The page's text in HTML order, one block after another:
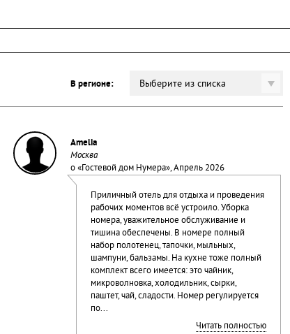
В регионе: Выберите из списка
Amelia
Москва
о «Гостевой дом Нумера», Апрель 2026
Приличный отель для отдыха и проведения
рабочих моментов всё устроило. Уборка
номера, уважительное обслуживание и
тишина обеспечены. В номере полный
набор полотенец, тапочки, мыльных,
шампуни, бальзамы. На кухне тоже полный
комплект всего имеется: это чайник,
микроволновка, холодильник, сырки,
паштет, чай, сладости. Номер регулируется
по...
Читать полностью